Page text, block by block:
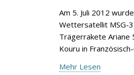
Am 5. Juli 2012
Wettersatellit MSG-
Trägerrakete Ariane
Kouru in
Mehr Lesen